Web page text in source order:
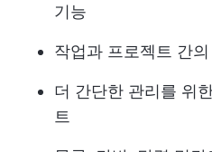
기능
작업과 프로젝트 간
더 간단한 관리를 위
트